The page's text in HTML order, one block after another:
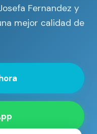
Fernandez y
mejor calidad de